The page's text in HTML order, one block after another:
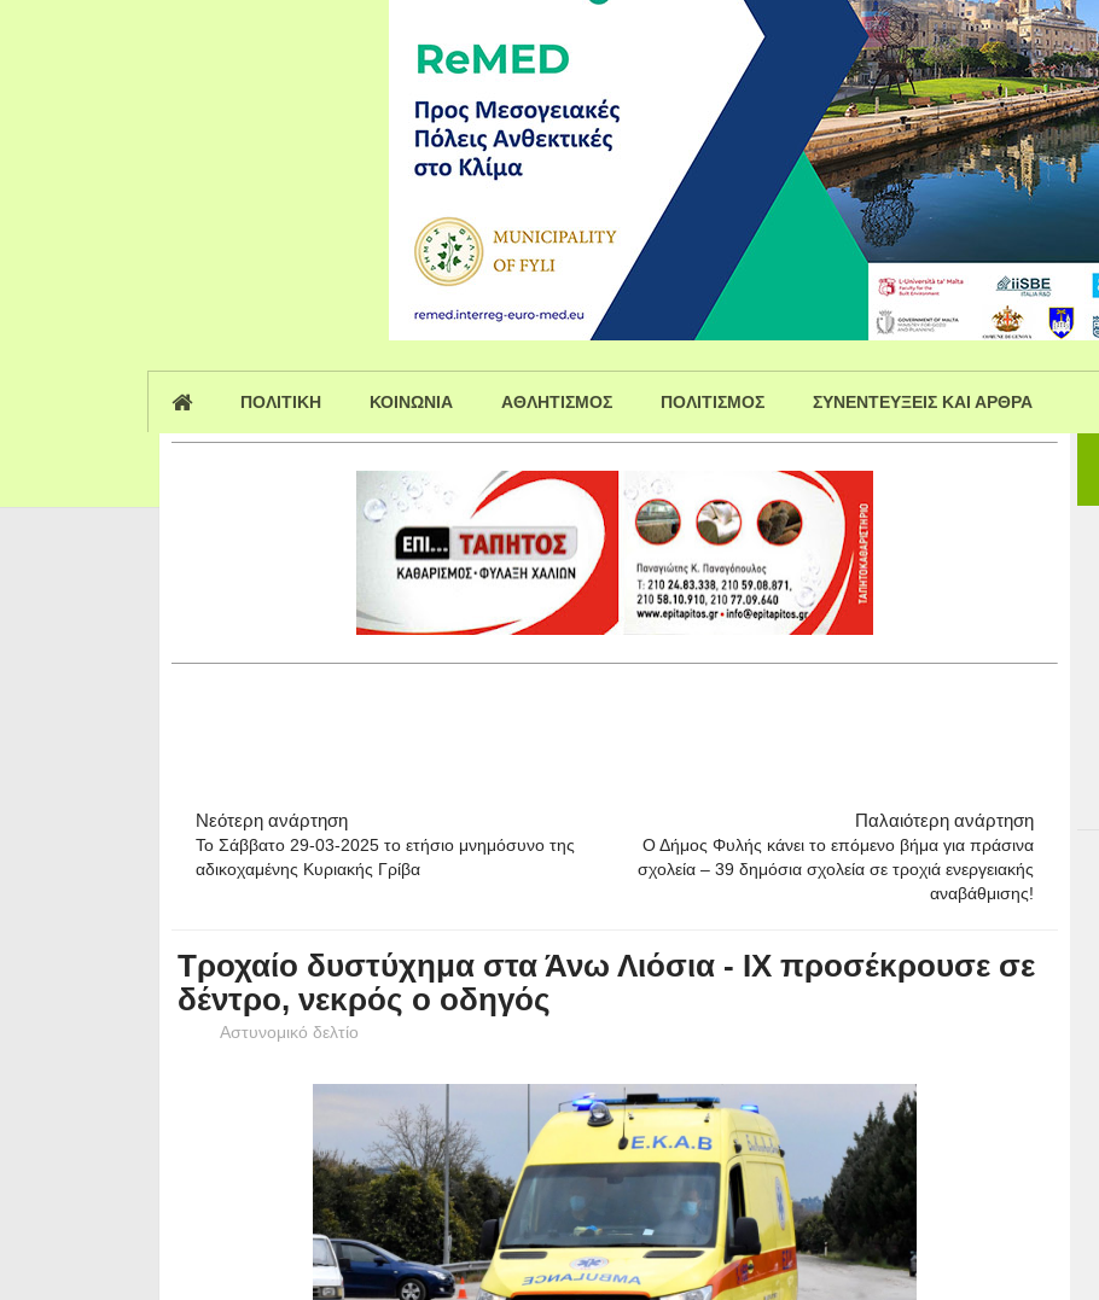
ΠΟΛΙΤΙΚΗ ΚΟΙΝΩΝΙΑ ΑΘΛΗΤΙΣΜΟΣ ΠΟΛΙΤΙΣΜΟΣ ΣΥΝΕΝΤΕΥΞΕΙΣ ΚΑΙ ΑΡΘΡΑ
Νεότερη ανάρτηση
Το Σάββατο 29-03-2025 το ετήσιο μνημόσυνο της
αδικοχαμένης Κυριακής Γρίβα
Παλαιότερη ανάρτηση
Ο Δήμος Φυλής κάνει το επόμενο βήμα για πράσινα
σχολεία – 39 δημόσια σχολεία σε τροχιά ενεργειακής
αναβάθμισης!
Τροχαίο δυστύχημα στα Άνω Λιόσια - ΙΧ προσέκρουσε σε
δέντρο, νεκρός ο οδηγός
Αστυνομικό δελτίο